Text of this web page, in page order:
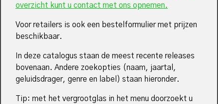
overzicht kunt u contact met ons opnemen.
Voor retailers is ook een bestelformulier met prijzen
beschikbaar.
In deze catalogus staan de meest recente releases
bovenaan. Andere zoekopties (naam, jaartal,
geluidsdrager, genre en label) staan hieronder.
Tip: met het vergrootglas in het menu doorzoekt u